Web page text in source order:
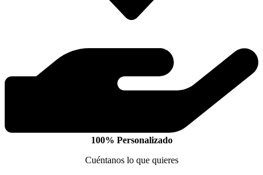
100% Personalizado
Cuéntanos lo que quieres